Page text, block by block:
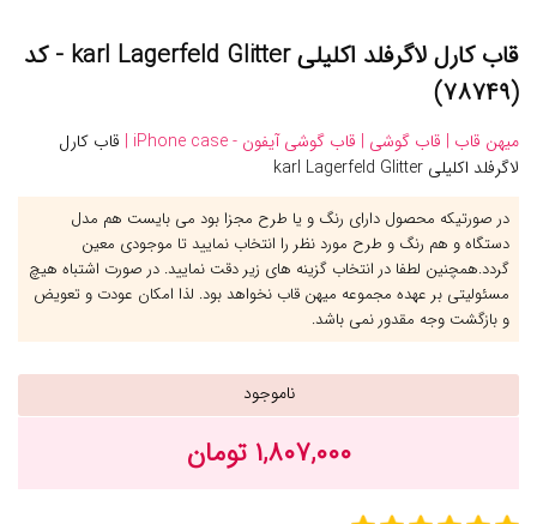
قاب کارل لاگرفلد اکلیلی karl Lagerfeld Glitter - کد
(۷۸۷۴۹)
میهن قاب | قاب گوشی | قاب گوشی آیفون - iPhone case |
قاب کارل
لاگرفلد اکلیلی karl Lagerfeld Glitter
در صورتیکه محصول دارای رنگ و یا طرح مجزا بود می بایست هم مدل
دستگاه و هم رنگ و طرح مورد نظر را انتخاب نمایید تا موجودی معین
گردد.همچنین لطفا در انتخاب گزینه های زیر دقت نمایید. در صورت اشتباه هیچ
مسئولیتی بر عهده مجموعه میهن قاب نخواهد بود. لذا امکان عودت و تعویض
و بازگشت وجه مقدور نمی باشد.
ناموجود
۱,۸۰۷,۰۰۰ تومان